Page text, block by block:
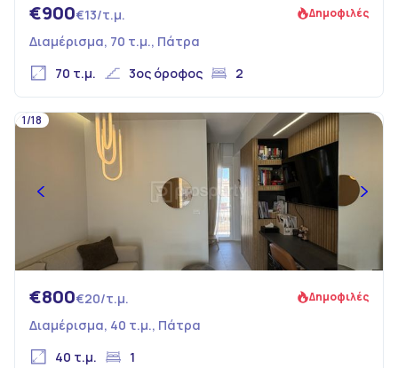
€900€13/τ.μ. Δημοφιλές
Διαμέρισμα, 70 τ.μ., Πάτρα
70 τ.μ.
3ος όροφος 2
1/18
€800€20/τ.μ. Δημοφιλές
Διαμέρισμα, 40 τ.μ., Πάτρα
40 τ.μ.
1